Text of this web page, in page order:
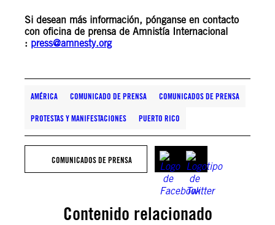
Si desean más información, pónganse en contacto
con oficina de prensa de Amnistía Internacional
: press@amnesty.org
AMÉRICA COMUNICADO DE PRENSA COMUNICADOS DE PRENSA
PROTESTAS Y MANIFESTACIONES PUERTO RICO
COMUNICADOS DE PRENSA
Contenido relacionado